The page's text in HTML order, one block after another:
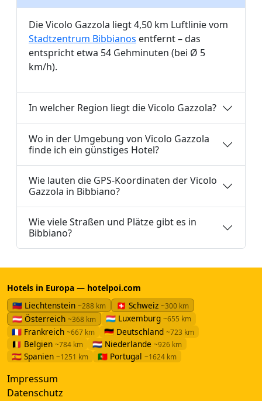
Die Vicolo Gazzola liegt 4,50 km Luftlinie vom
Stadtzentrum Bibbianos entfernt – das
entspricht etwa 54 Gehminuten (bei Ø 5
km/h).
In welcher Region liegt die Vicolo Gazzola?
Wo in der Umgebung von Vicolo Gazzola
finde ich ein günstiges Hotel?
Wie lauten die GPS-Koordinaten der Vicolo
Gazzola in Bibbiano?
Wie viele Straßen und Plätze gibt es in
Bibbiano?
Hotels in Europa — hotelpoi.com
🇱🇮 Liechtenstein ~288 km 🇨🇭 Schweiz ~300 km
🇦🇹 Österreich ~368 km 🇱🇺 Luxemburg ~655 km
🇫🇷 Frankreich ~667 km 🇩🇪 Deutschland ~723 km
🇧🇪 Belgien ~784 km 🇳🇱 Niederlande ~926 km
🇪🇸 Spanien ~1251 km 🇵🇹 Portugal ~1624 km
Impressum
Datenschutz